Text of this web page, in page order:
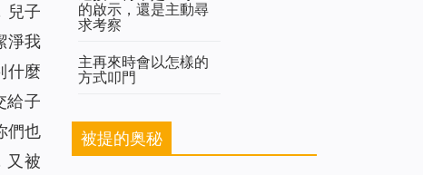
兒子
淨我
什麼
給子
們也
又被
的啟示，還是主動尋
求考察
主再來時會以怎樣的
方式叩門
被提的奥秘